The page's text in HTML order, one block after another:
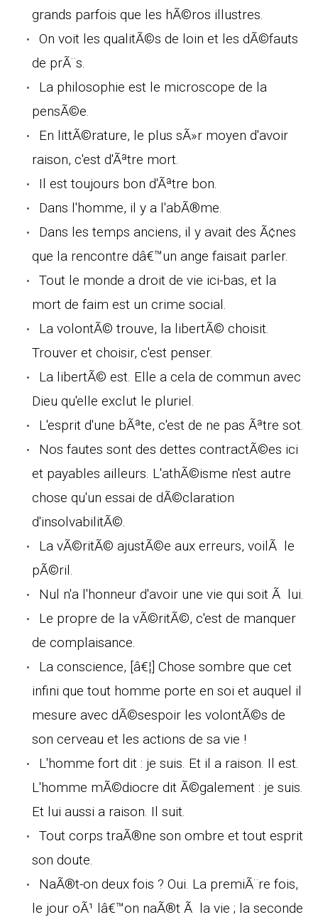
grands parfois que les hÃ©ros illustres.
On voit les qualitÃ©s de loin et les dÃ©fauts
de prÃ¨s.
La philosophie est le microscope de la
pensÃ©e.
En littÃ©rature, le plus sÃ»r moyen d'avoir
raison, c'est d'Ãªtre mort.
Il est toujours bon d'Ãªtre bon.
Dans l'homme, il y a l'abÃ®me.
Dans les temps anciens, il y avait des Ã¢nes
que la rencontre dâ€™un ange faisait parler.
Tout le monde a droit de vie ici-bas, et la
mort de faim est un crime social.
La volontÃ© trouve, la libertÃ© choisit.
Trouver et choisir, c'est penser.
La libertÃ© est. Elle a cela de commun avec
Dieu qu'elle exclut le pluriel.
L'esprit d'une bÃªte, c'est de ne pas Ãªtre sot.
Nos fautes sont des dettes contractÃ©es ici
et payables ailleurs. L'athÃ©isme n'est autre
chose qu'un essai de dÃ©claration
d'insolvabilitÃ©.
La vÃ©ritÃ© ajustÃ©e aux erreurs, voilÃ le
pÃ©ril.
Nul n'a l'honneur d'avoir une vie qui soit Ã lui.
Le propre de la vÃ©ritÃ©, c'est de manquer
de complaisance.
La conscience, [â€¦] Chose sombre que cet
infini que tout homme porte en soi et auquel il
mesure avec dÃ©sespoir les volontÃ©s de
son cerveau et les actions de sa vie !
L'homme fort dit : je suis. Et il a raison. Il est.
L'homme mÃ©diocre dit Ã©galement : je suis.
Et lui aussi a raison. Il suit.
Tout corps traÃ®ne son ombre et tout esprit
son doute.
NaÃ®t-on deux fois ? Oui. La premiÃ¨re fois,
le jour oÃ¹ lâ€™on naÃ®t Ã la vie ; la seconde